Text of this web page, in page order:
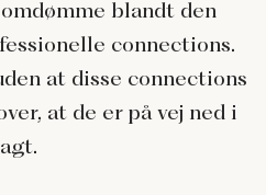
blandt den
connections.
at disse connections
at de er på vej ned i